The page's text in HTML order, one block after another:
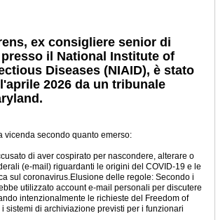
ex consigliere senior di
il National Institute of
Diseases (NIAID), è stato
2026 da un tribunale
vicenda secondo quanto emerso:
di aver cospirato per nascondere, alterare o
(e-mail) riguardanti le origini del COVID-19 e le
sul coronavirus.Elusione delle regole: Secondo i
utilizzato account e-mail personali per discutere
intenzionalmente le richieste del Freedom of
i sistemi di archiviazione previsti per i funzionari